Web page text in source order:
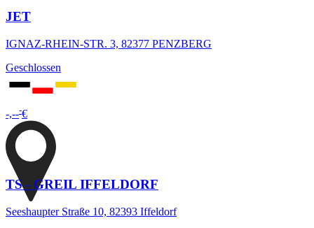
JET
IGNAZ-RHEIN-STR. 3, 82377 PENZBERG
Geschlossen
-,---€
TS - GREIL IFFELDORF
Seeshaupter Straße 10, 82393 Iffeldorf